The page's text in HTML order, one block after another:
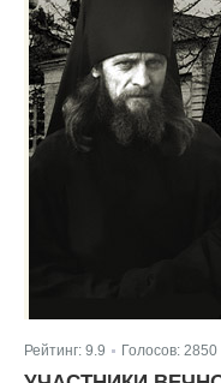
Рейтинг: 9.9 Голосов: 2850